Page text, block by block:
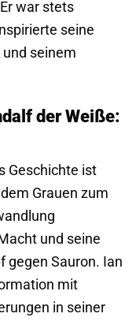
war stets
seine
seinem
der Weiße:
Geschichte ist
Grauen zum
und seine
gegen Sauron. Ian
mit
in seiner